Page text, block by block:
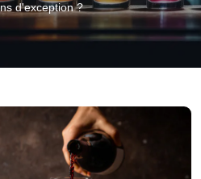
d'exception ?